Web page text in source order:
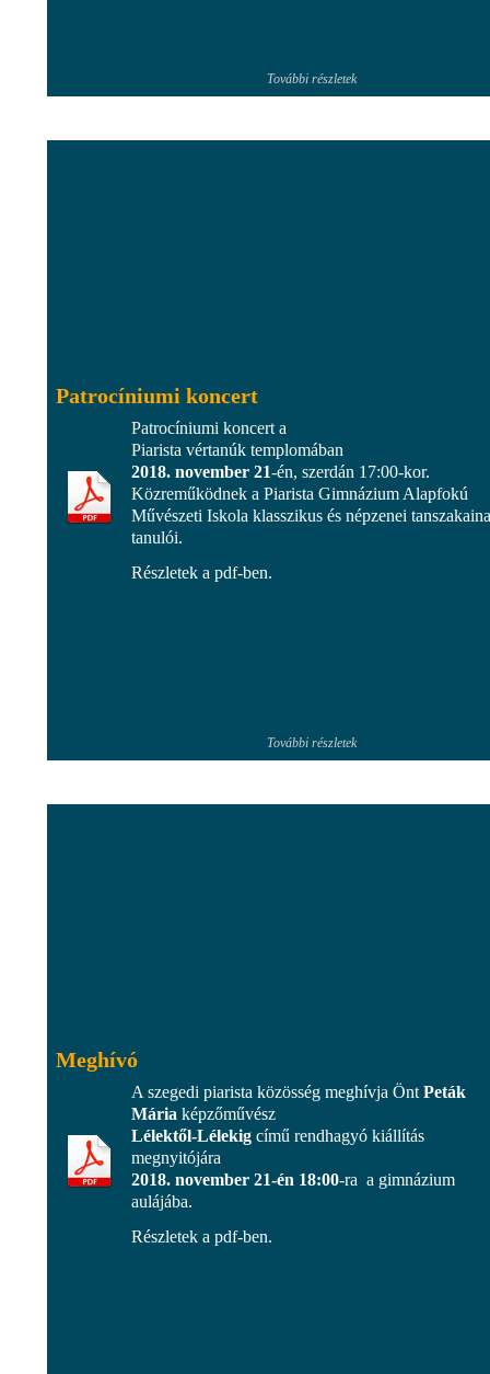
További részletek
Patrocíniumi koncert
Patrocíniumi koncert a
Piarista vértanúk templomában
2018. november 21-én, szerdán 17:00-kor.
Közreműködnek a Piarista Gimnázium Alapfokú
Művészeti Iskola klasszikus és népzenei
tanulói.
Részletek a pdf-ben.
További részletek
Meghívó
A szegedi piarista közösség meghívja Önt Peták
Mária képzőművész
Lélektől-Lélekig című rendhagyó kiállítás
megnyitójára
2018. november 21-én 18:00-ra a gimnázium
aulájába.
Részletek a pdf-ben.